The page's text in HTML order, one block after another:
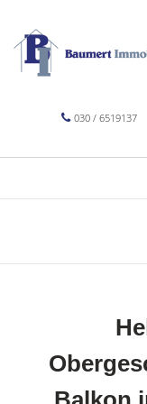
030 / 6519137